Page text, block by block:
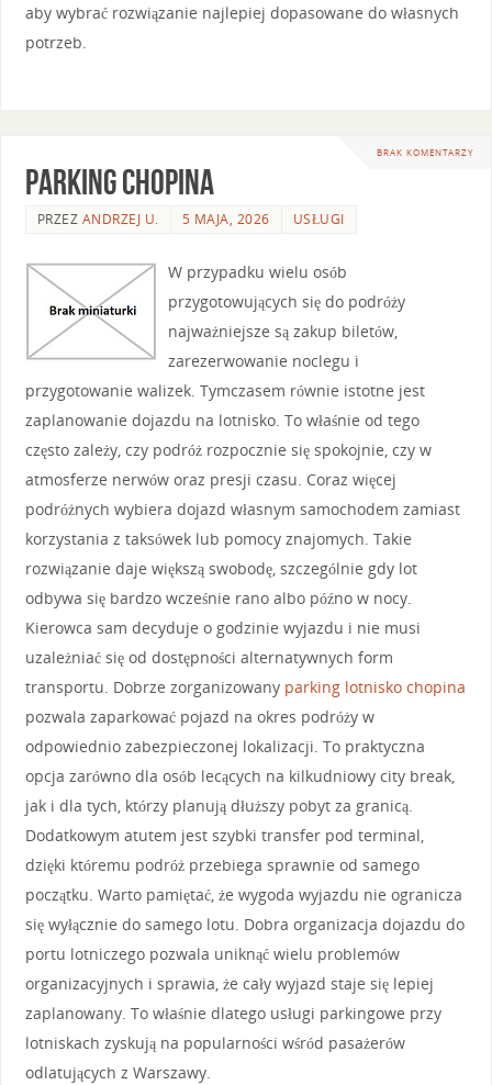
aby wybrać rozwiązanie najlepiej dopasowane do własnych
potrzeb.
BRAK KOMENTARZY
Parking chopina
PRZEZ ANDRZEJ U. 5 MAJA, 2026 USŁUGI
W przypadku wielu osób
przygotowujących się do podróży
najważniejsze są zakup biletów,
zarezerwowanie noclegu i
przygotowanie walizek. Tymczasem równie istotne jest
zaplanowanie dojazdu na lotnisko. To właśnie od tego
często zależy, czy podróż rozpocznie się spokojnie, czy w
atmosferze nerwów oraz presji czasu. Coraz więcej
podróżnych wybiera dojazd własnym samochodem zamiast
korzystania z taksówek lub pomocy znajomych. Takie
rozwiązanie daje większą swobodę, szczególnie gdy lot
odbywa się bardzo wcześnie rano albo późno w nocy.
Kierowca sam decyduje o godzinie wyjazdu i nie musi
uzależniać się od dostępności alternatywnych form
transportu. Dobrze zorganizowany parking lotnisko chopina
pozwala zaparkować pojazd na okres podróży w
odpowiednio zabezpieczonej lokalizacji. To praktyczna
opcja zarówno dla osób lecących na kilkudniowy city break,
jak i dla tych, którzy planują dłuższy pobyt za granicą.
Dodatkowym atutem jest szybki transfer pod terminal,
dzięki któremu podróż przebiega sprawnie od samego
początku. Warto pamiętać, że wygoda wyjazdu nie ogranicza
się wyłącznie do samego lotu. Dobra organizacja dojazdu do
portu lotniczego pozwala uniknąć wielu problemów
organizacyjnych i sprawia, że cały wyjazd staje się lepiej
zaplanowany. To właśnie dlatego usługi parkingowe przy
lotniskach zyskują na popularności wśród pasażerów
odlatujących z Warszawy.